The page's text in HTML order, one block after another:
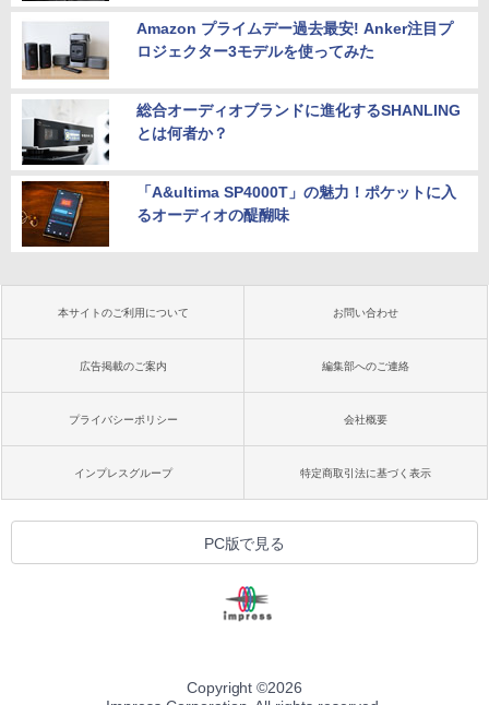
Amazon プライムデー過去最安! Anker注目プ
ロジェクター3モデルを使ってみた
総合オーディオブランドに進化するSHANLING
とは何者か？
「A&ultima SP4000T」の魅力！ポケットに入
るオーディオの醍醐味
本サイトのご利用について お問い合わせ
広告掲載のご案内 編集部へのご連絡
プライバシーポリシー 会社概要
インプレスグループ 特定商取引法に基づく表示
PC版で見る
Copyright ©2026